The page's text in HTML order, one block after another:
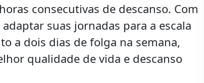
consecutivas de descanso. Com
suas jornadas para a escala
a dois dias de folga na semana,
qualidade de vida e descanso